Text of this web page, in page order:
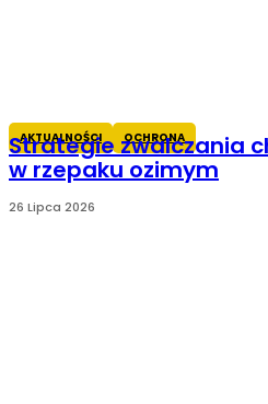
AKTUALNOŚCI OCHRONA
Strategie zwalczania
w rzepaku ozimym
26 Lipca 2026